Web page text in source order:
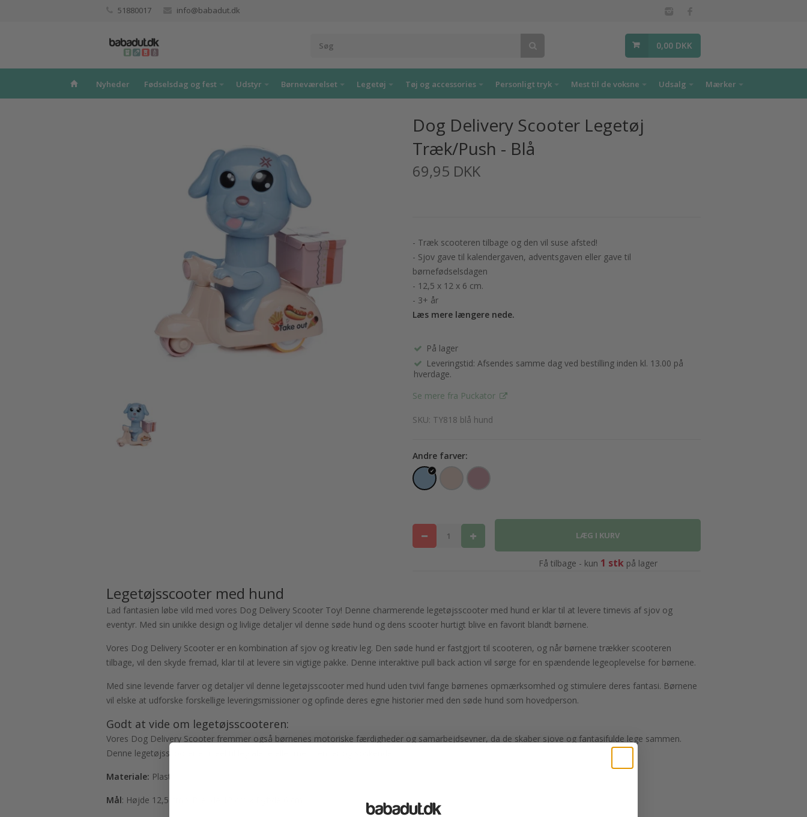
51880017 info@babadut.dk
0,00 DKK
Nyheder Fødselsdag og fest Udstyr Børneværelset Legetøj Tøj og accessories Personligt tryk Mest til de voksne Udsalg Mærker
Dog Delivery Scooter Legetøj
Træk/Push - Blå
69,95 DKK
- Træk scooteren tilbage og den vil suse afsted!
- Sjov gave til kalendergaven, adventsgaven eller gave til
børnefødselsdagen
- 12,5 x 12 x 6 cm.
- 3+ år
Læs mere længere nede.
På lager
Leveringstid: Afsendes samme dag ved bestilling inden kl. 13.00 på
hverdage.
Se mere fra Puckator
SKU: TY818 blå hund
Andre farver:
Få tilbage - kun 1 stkpå lager
Legetøjsscooter med hund
Lad fantasien løbe vild med vores Dog Delivery Scooter Toy! Denne charmerende legetøjsscooter med hund er klar til at levere timevis af sjov og
eventyr. Med sin unikke design og livlige detaljer vil denne søde hund og dens scooter hurtigt blive en favorit blandt børnene.
Vores Dog Delivery Scooter er en kombination af sjov og kreativ leg. Den søde hund er fastgjort til scooteren, og når børnene trækker scooteren
tilbage, vil den skyde fremad, klar til at levere sin vigtige pakke. Denne interaktive pull back action vil sørge for en spændende legeoplevelse for børnene.
Med sine levende farver og detaljer vil denne legetøjsscooter med hund uden tvivl fange børnenes opmærksomhed og stimulere deres fantasi. Børnene
vil elske at udforske forskellige leveringsmissioner og opfinde deres egne historier med den søde hund som hovedperson.
Godt at vide om legetøjsscooteren:
Vores Dog Delivery Scooter fremmer også børnenes motoriske færdigheder og samarbejdsevner, da de skaber sjove og fantasifulde lege sammen.
Denne legetøjsscooter er ideel til leg alene eller med venner og søskende.
Materiale: Plast
Mål: Højde 12,5 cm x Bredde 12 cm x Dybde 6 cm.